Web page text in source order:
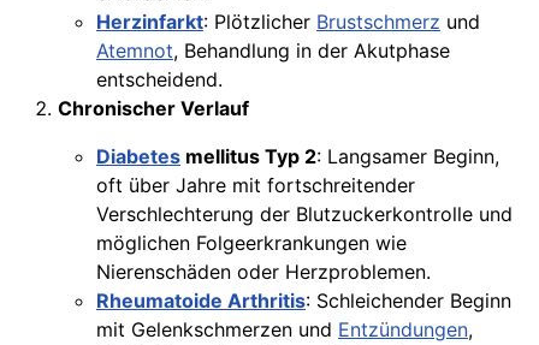
Herzinfarkt: Plötzlicher Brustschmerz und
Atemnot, Behandlung in der Akutphase
entscheidend.
Chronischer Verlauf
Diabetes mellitus Typ 2: Langsamer Beginn,
oft über Jahre mit fortschreitender
Verschlechterung der Blutzuckerkontrolle und
möglichen Folgeerkrankungen wie
Nierenschäden oder Herzproblemen.
Rheumatoide Arthritis: Schleichender Beginn
mit Gelenkschmerzen und Entzündungen,